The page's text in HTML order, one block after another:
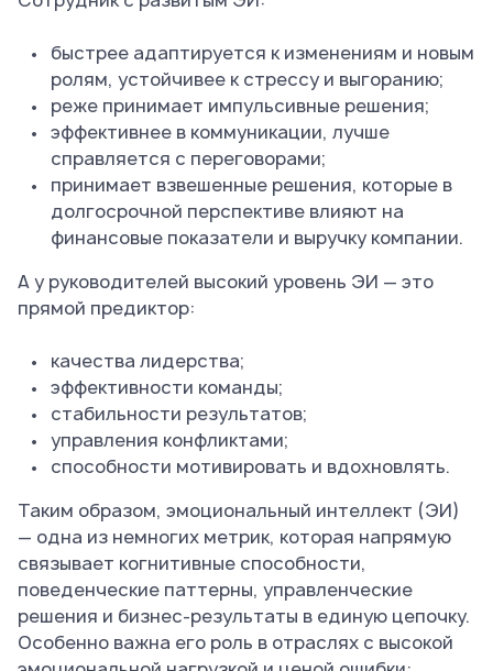
быстрее адаптируется к изменениям и новым
ролям, устойчивее к стрессу и выгоранию;
реже принимает импульсивные решения;
эффективнее в коммуникации, лучше
справляется с переговорами;
принимает взвешенные решения, которые в
долгосрочной перспективе влияют на
финансовые показатели и выручку компании.
А у руководителей высокий уровень ЭИ — это
прямой предиктор:
качества лидерства;
эффективности команды;
стабильности результатов;
управления конфликтами;
способности мотивировать и вдохновлять.
Таким образом, эмоциональный интеллект (ЭИ)
— одна из немногих метрик, которая напрямую
связывает когнитивные способности,
поведенческие паттерны, управленческие
решения и бизнес-результаты в единую цепочку.
Особенно важна его роль в отраслях с высокой